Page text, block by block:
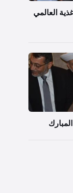
العالمي